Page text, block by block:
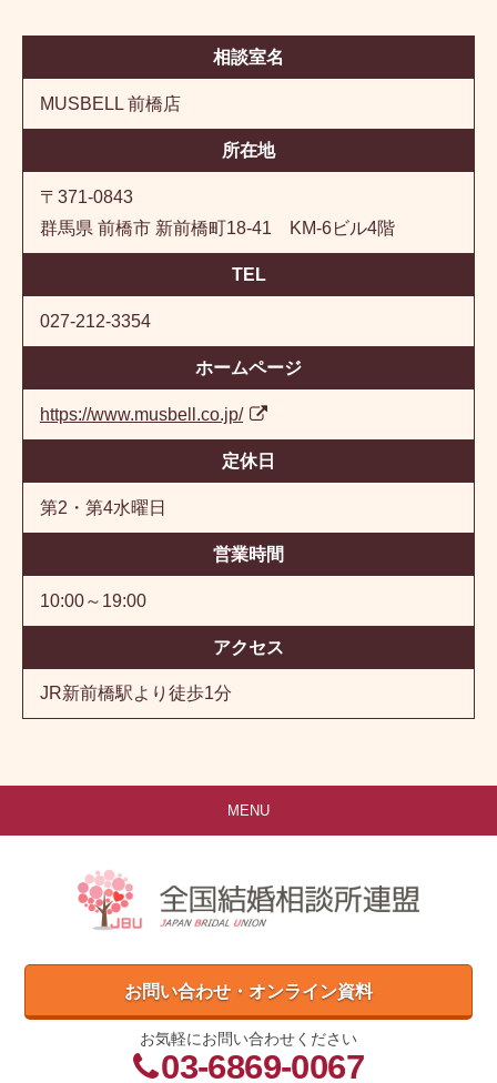
相談室名
MUSBELL 前橋店
所在地
〒371-0843
群馬県 前橋市 新前橋町18-41 KM-6ビル4階
TEL
027-212-3354
ホームページ
https://www.musbell.co.jp/
定休日
第2・第4水曜日
営業時間
10:00～19:00
アクセス
JR新前橋駅より徒歩1分
MENU
お問い合わせ・オンライン資料
お気軽にお問い合わせください
03-6869-0067